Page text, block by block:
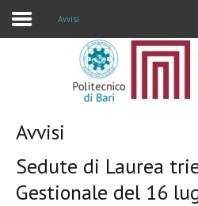
Avvisi
Avvisi
Sedute di Laurea
Gestionale del 16